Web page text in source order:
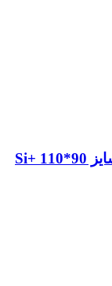
سه راه تبدیلی 45 درجه سه سر کوپل سایز 90*110 +Si